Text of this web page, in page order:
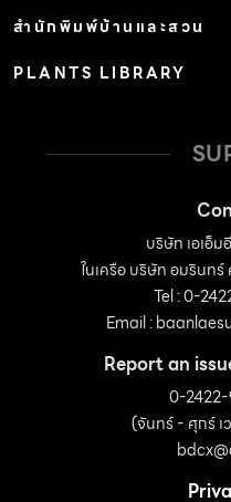
อยู่มากมายด้วย ในฐานะผู้
สหรัฐอเมริกา ที่มีการรับ
สำนักพิมพ์บ้านและสวน
PLANTS LIBRARY
บริษัท เอเอ็
ในเครือ บริษัท อมรินทร์
Tel : 0-
Email :
Report an
0-2422-
(จันทร์ - ศุกร์ เ